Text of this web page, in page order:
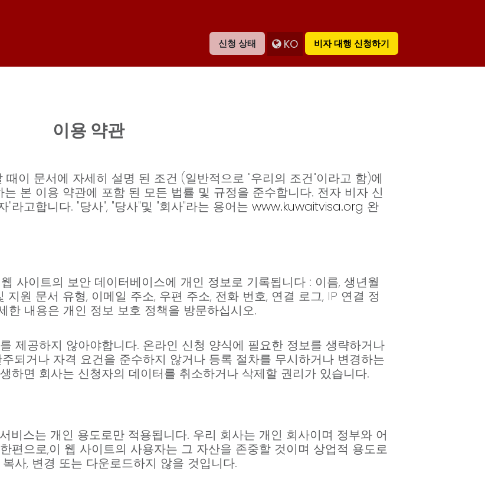
신청 상태 KO 비자 대행 신청하기
이용 약관
이 문서에 자세히 설명 된 조건 (일반적으로 "우리의 조건"이라고 함)에
본 이용 약관에 포함 된 모든 법률 및 규정을 준수합니다. 전자 비자 신
라고합니다. "당사", "당사"및 "회사"라는 용어는 www.kuwaitvisa.org 완
사이트의 보안 데이터베이스에 개인 정보로 기록됩니다 : 이름, 생년월
지원 문서 유형, 이메일 주소, 우편 주소, 전화 번호, 연결 로그, IP 연결 정
한 내용은 개인 정보 보호 정책을 방문하십시오.
제공하지 않아야합니다. 온라인 신청 양식에 필요한 정보를 생략하거나
되거나 자격 요건을 준수하지 않거나 등록 절차를 무시하거나 변경하는
하면 회사는 신청자의 데이터를 취소하거나 삭제할 권리가 있습니다.
비스는 개인 용도로만 적용됩니다. 우리 회사는 개인 회사이며 정부와 어
편으로,이 웹 사이트의 사용자는 그 자산을 존중할 것이며 상업적 용도로
사, 변경 또는 다운로드하지 않을 것입니다.